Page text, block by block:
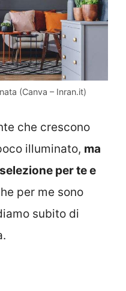
(Canva – Inran.it)
che crescono
illuminato, ma
per te e
per me sono
subito di